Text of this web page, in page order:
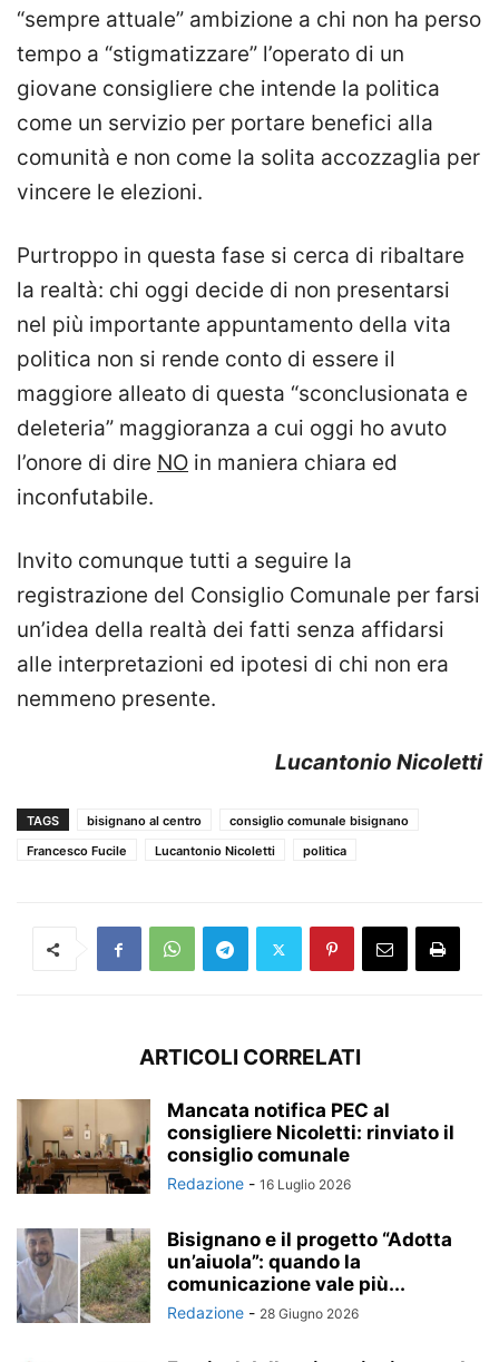
“sempre attuale” ambizione a chi non ha perso
tempo a “stigmatizzare” l’operato di un
giovane consigliere che intende la politica
come un servizio per portare benefici alla
comunità e non come la solita accozzaglia per
vincere le elezioni.
Purtroppo in questa fase si cerca di ribaltare
la realtà: chi oggi decide di non presentarsi
nel più importante appuntamento della vita
politica non si rende conto di essere il
maggiore alleato di questa “sconclusionata e
deleteria” maggioranza a cui oggi ho avuto
l’onore di dire NO in maniera chiara ed
inconfutabile.
Invito comunque tutti a seguire la
registrazione del Consiglio Comunale per farsi
un’idea della realtà dei fatti senza affidarsi
alle interpretazioni ed ipotesi di chi non era
nemmeno presente.
Lucantonio Nicoletti
TAGS bisignano al centro
consiglio comunale bisignano
Francesco Fucile
Lucantonio Nicoletti politica
ARTICOLI CORRELATI
Mancata notifica PEC al
consigliere Nicoletti: rinviato il
consiglio comunale
Redazione - 16 Luglio 2026
Bisignano e il progetto “Adotta
un’aiuola”: quando la
comunicazione vale più...
Redazione - 28 Giugno 2026